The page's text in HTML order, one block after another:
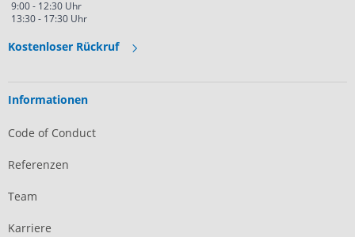
9:00 - 12:30 Uhr
13:30 - 17:30 Uhr
Kostenloser Rückruf
Informationen
Code of Conduct
Referenzen
Team
Karriere